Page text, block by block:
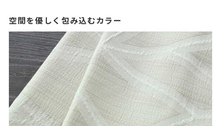
空間を優しく包み込むカラー